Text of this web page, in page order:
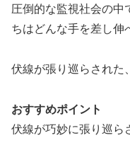
圧倒的な監視社会の中
ちはどんな手を差し
伏線が張り巡らされた
おすすめポイント
伏線が巧妙に張り巡ら